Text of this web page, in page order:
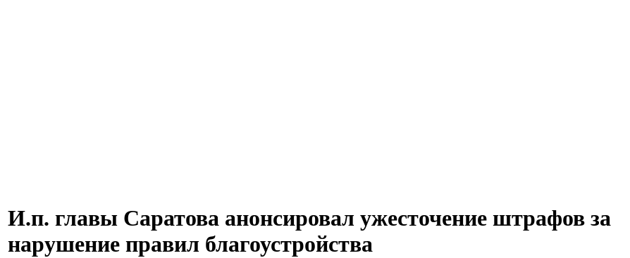
И.п. главы Саратова анонсировал ужесточение штрафов за
нарушение правил благоустройства